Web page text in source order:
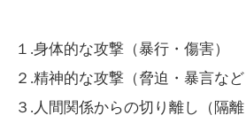
１.身体的な攻撃（暴行・傷害）
２.精神的な攻撃（脅迫・暴言など
３.人間関係からの切り離し（隔離